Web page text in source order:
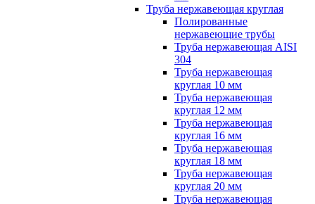
Труба нержавеющая круглая
Полированные
нержавеющие трубы
Труба нержавеющая AISI
304
Труба нержавеющая
круглая 10 мм
Труба нержавеющая
круглая 12 мм
Труба нержавеющая
круглая 16 мм
Труба нержавеющая
круглая 18 мм
Труба нержавеющая
круглая 20 мм
Труба нержавеющая